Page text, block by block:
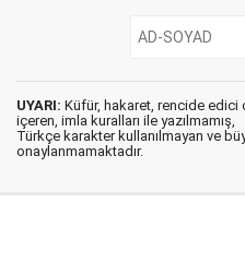
UYARI: Küfür, hakaret, rencide edici
içeren, imla kuralları ile yazılmamış,
Türkçe karakter kullanılmayan ve
onaylanmamaktadır.